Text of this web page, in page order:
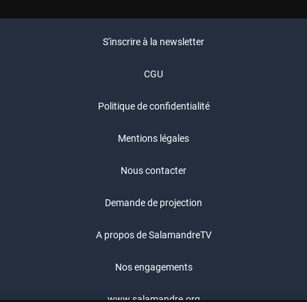
S'inscrire à la newsletter
CGU
Politique de confidentialité
Mentions légales
Nous contacter
Demande de projection
A propos de SalamandreTV
Nos engagements
www.salamandre.org